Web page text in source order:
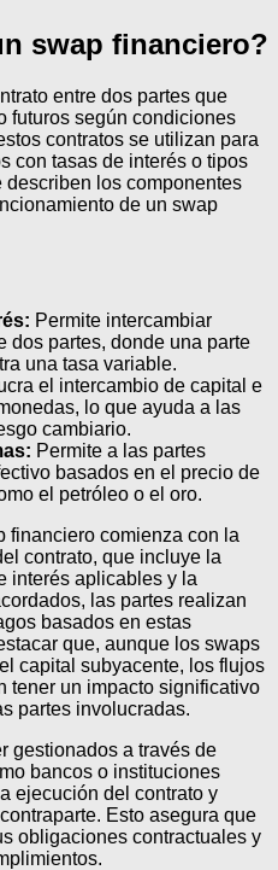
swap financiero?
entre dos partes que
futuros según condiciones
contratos se utilizan para
con tasas de interés o tipos
describen los componentes
de un swap
Permite intercambiar
dos partes, donde una parte
una tasa variable.
el intercambio de capital e
lo que ayuda a las
cambiario.
Permite a las partes
basados en el precio de
el petróleo o el oro.
financiero comienza con la
contrato, que incluye la
interés aplicables y la
las partes realizan
basados en estas
que, aunque los swaps
capital subyacente, los flujos
tener un impacto significativo
partes involucradas.
gestionados a través de
bancos o instituciones
ejecución del contrato y
Esto asegura que
obligaciones contractuales y